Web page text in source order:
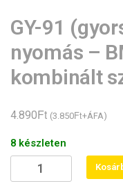
GY-91
nyomás –
kombinált
4.890Ft (3.850Ft+ÁFA)
8 készleten
91